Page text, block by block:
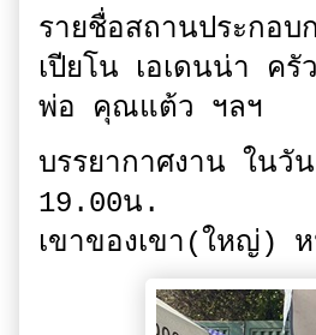
รายชื่อสถานประกอ
เปียโน เอเดนน่า ค
พ่อ คุณแต้ว ฯลฯ
บรรยากาศงาน ใน
19.00น.
เขาของเขา(ใหญ่)